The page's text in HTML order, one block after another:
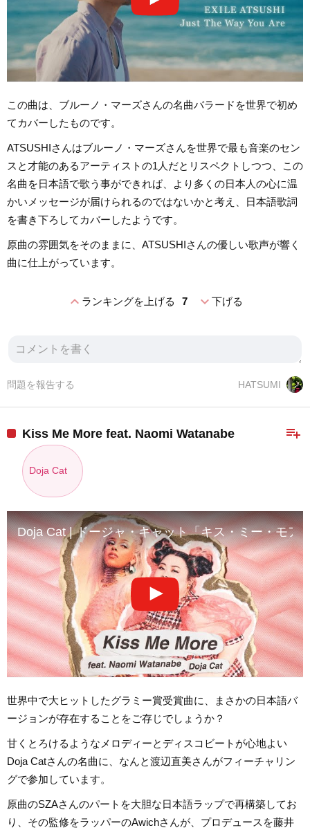
この曲は、ブルーノ・マーズさんの名曲バラードを世界で初め
てカバーしたものです。
ATSUSHIさんはブルーノ・マーズさんを世界で最も音楽のセン
スと才能のあるアーティストの1人だとリスペクトしつつ、この
名曲を日本語で歌う事ができれば、より多くの日本人の心に温
かいメッセージが届けられるのではないかと考え、日本語歌詞
を書き下ろしてカバーしたようです。
原曲の雰囲気をそのままに、ATSUSHIさんの優しい歌声が響く
曲に仕上がっています。
expand_lessランキングを上げる 7 expand_more下げる
HATSUMI
問題を報告する
playlist_add
Kiss Me More feat. Naomi Watanabe
Doja Cat
Doja Cat | ドージャ・キャット「キス・ミー・モア
世界中で大ヒットしたグラミー賞受賞曲に、まさかの日本語バ
ージョンが存在することをご存じでしょうか？
甘くとろけるようなメロディーとディスコビートが心地よい
Doja Catさんの名曲に、なんと渡辺直美さんがフィーチャリン
グで参加しています。
原曲のSZAさんのパートを大胆な日本語ラップで再構築してお
り、その監修をラッパーのAwichさんが、プロデュースを藤井